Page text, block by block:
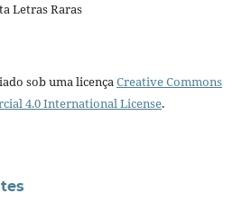
Letras Raras
sob uma licençaCreative Commons
4.0 International License.